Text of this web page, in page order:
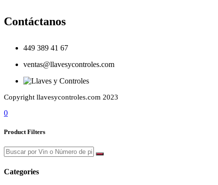
Contáctanos
449 389 41 67
ventas@llavesycontroles.com
Copyright llavesycontroles.com 2023
0
Product Filters
Categories